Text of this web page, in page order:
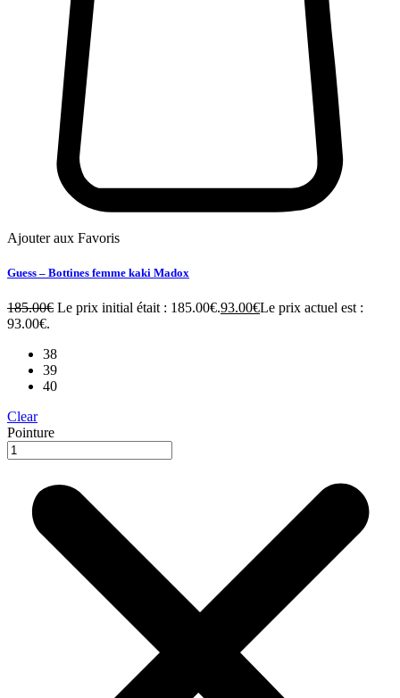
Ajouter aux Favoris
Guess – Bottines femme kaki Madox
185.00€ Le prix initial était : 185.00€.93.00€Le prix actuel est :
93.00€.
38
39
40
Clear
Pointure